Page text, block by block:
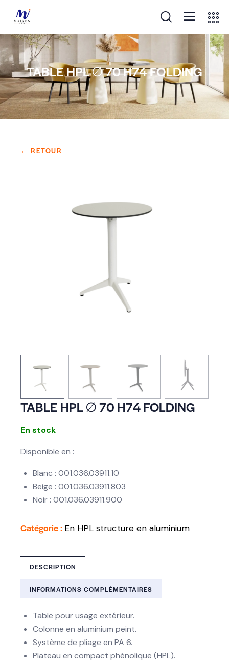
TABLE HPL ∅ 70 H74 FOLDING
← RETOUR
TABLE HPL ∅ 70 H74 FOLDING
En stock
Disponible en :
Blanc : 001.036.03911.10
Beige : 001.036.03911.803
Noir : 001.036.03911.900
Catégorie : En HPL structure en aluminium
DESCRIPTION
INFORMATIONS COMPLÉMENTAIRES
Table pour usage extérieur.
Colonne en aluminium peint.
Système de pliage en PA 6.
Plateau en compact phénolique (HPL).